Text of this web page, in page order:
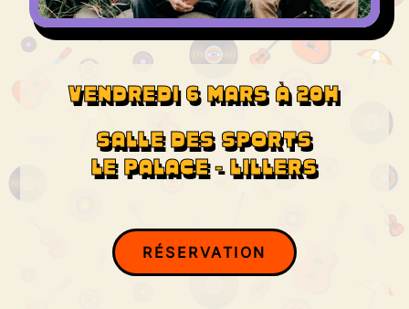
VENDREDI 6 MARS À 20H
SALLE DES SPORTS
LE PALACE - LILLERS
RÉSERVATION